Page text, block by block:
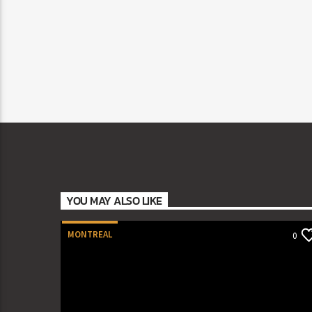
YOU MAY ALSO LIKE
MONTREAL 0